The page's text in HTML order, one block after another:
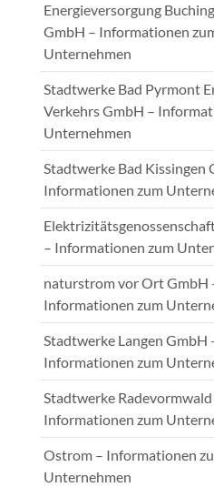
Energieversorgung
GmbH – Informationen
Unternehmen
Stadtwerke Bad Pyrmont
Verkehrs GmbH –
Unternehmen
Stadtwerke Bad Kissingen
Informationen zum
– Informationen zum
naturstrom vor Ort GmbH
Informationen zum
Stadtwerke Langen GmbH
Informationen zum
Stadtwerke
Informationen zum
Ostrom – Informationen
Unternehmen